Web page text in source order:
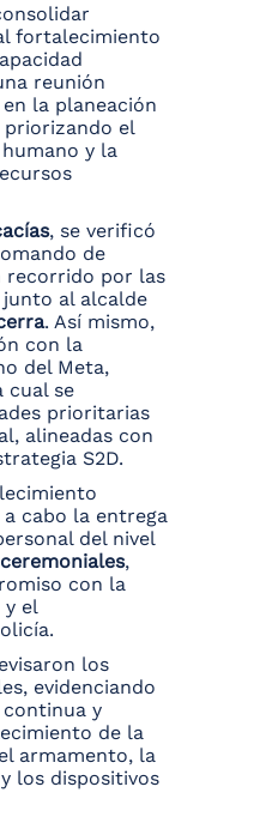
fortalecimiento
reunión
la planeación
el
y la
, se verificó
de
recorrido por las
al alcalde
. Así mismo,
con la
del Meta,
cual se
prioritarias
alineadas con
S2D.
cabo la entrega
del nivel
,
con la
el
los
evidenciando
continua y
de la
armamento, la
los dispositivos